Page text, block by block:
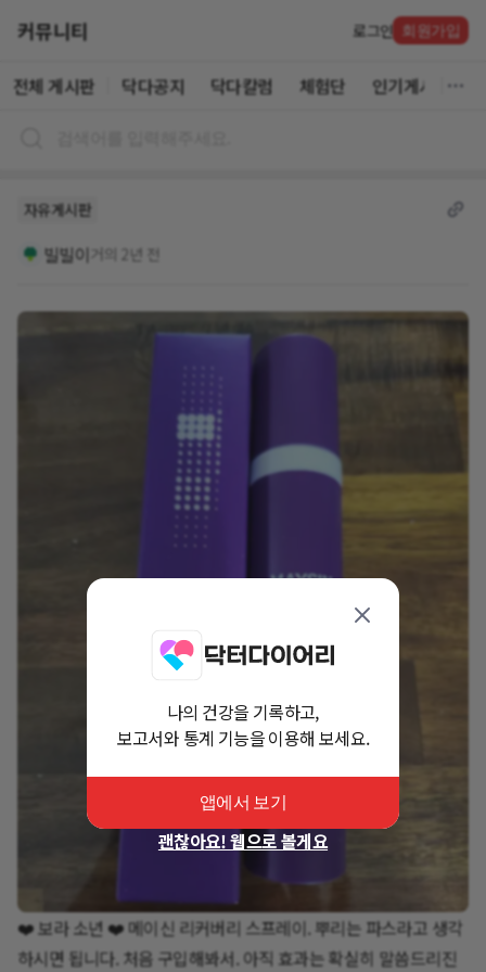
커뮤니티 로그인 회원가입
전체 게시판 닥다공지 닥다칼럼 체험단 인기게시글
자유게시판
빌빌이 거의 2년 전
❤️ 보라 소년 ❤️ 메이신 리커버리 스프레이. 뿌리는 파스라고 생각
하시면 됩니다. 처음 구입해봐서. 아직 효과는 확실히 말씀드리진
나의 건강을 기록하고,
보고서와 통계 기능을 이용해 보세요.
앱에서 보기
괜찮아요! 웹으로 볼게요